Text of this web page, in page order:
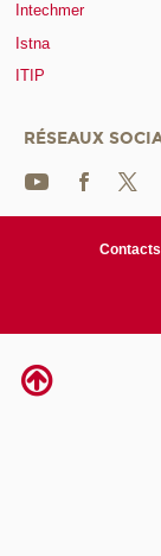
Intechmer
Istna
ITIP
RÉSEAUX
Contacts